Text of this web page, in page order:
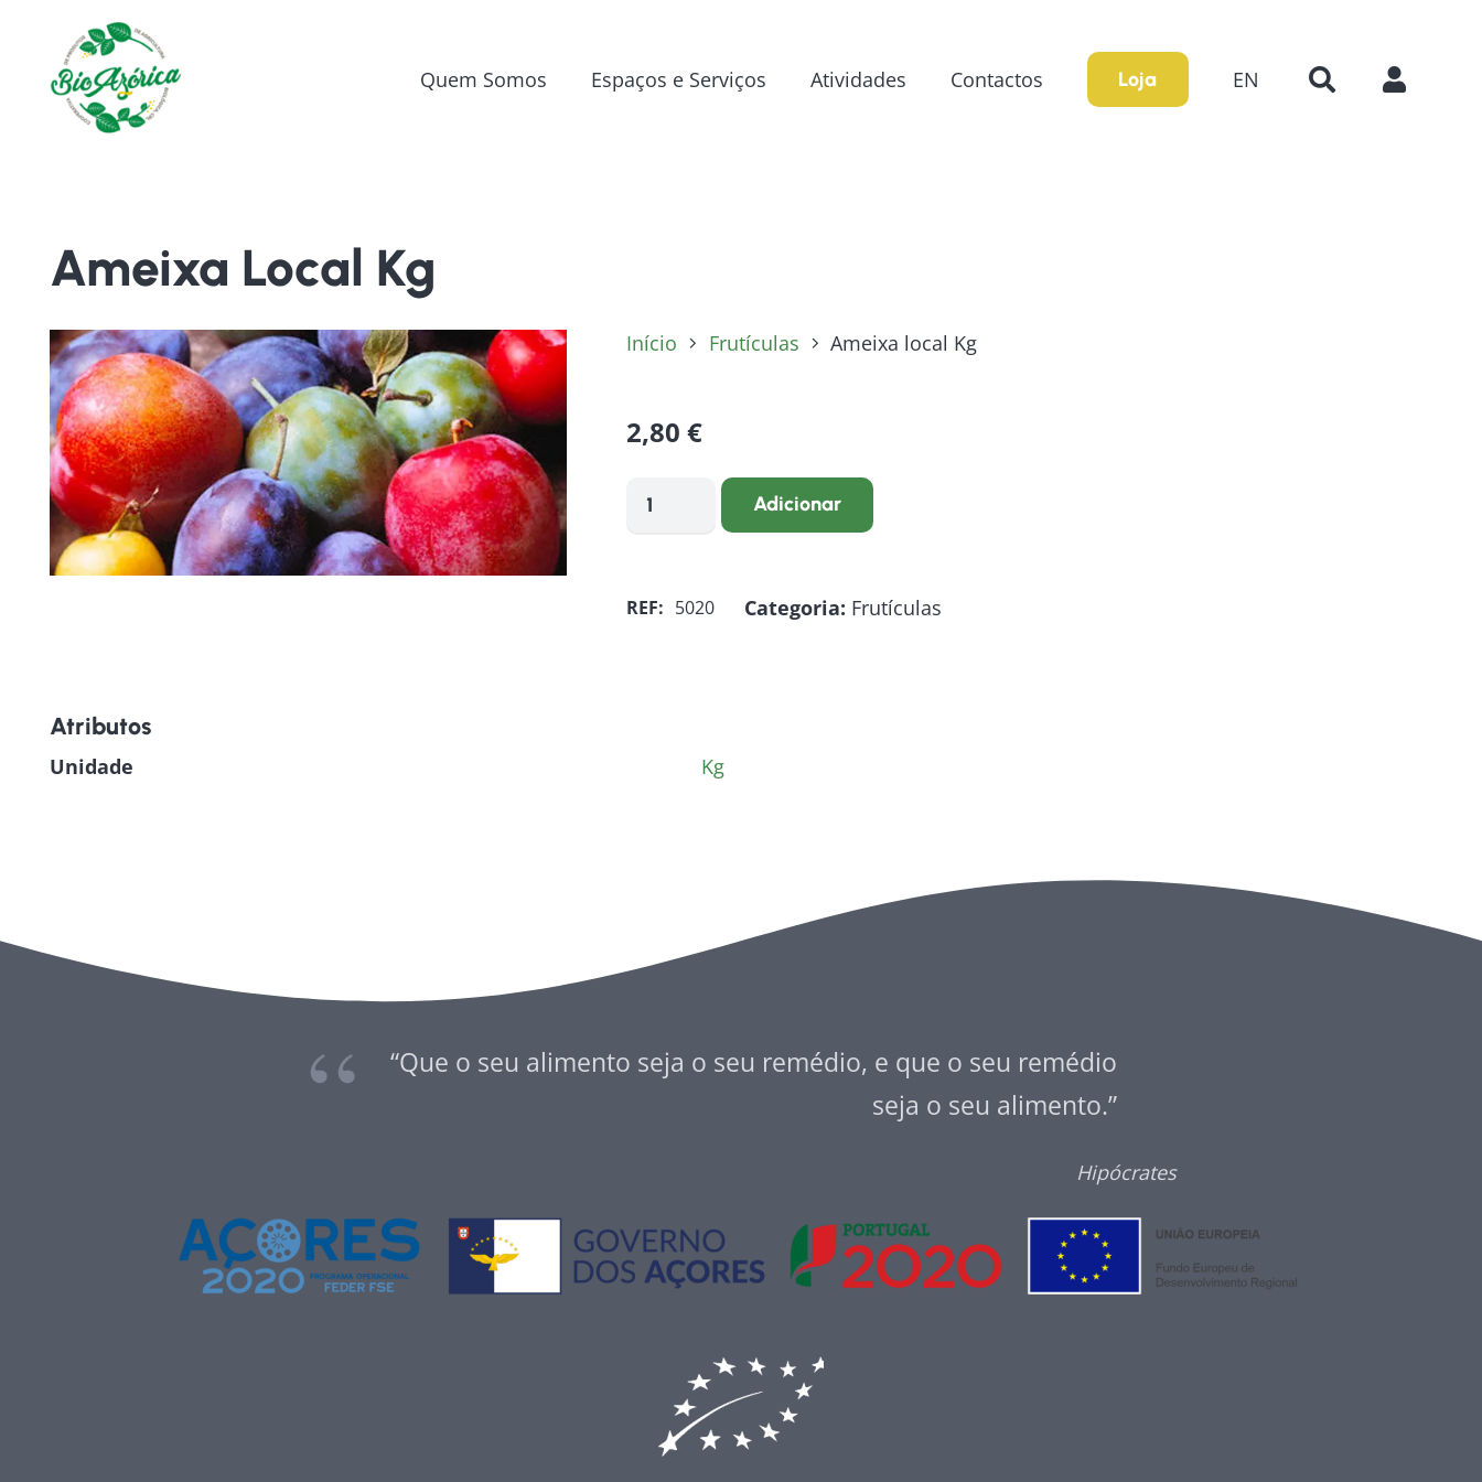
Quem Somos Espaços e Serviços Atividades Contactos Loja EN
Ameixa Local Kg
Início Frutículas Ameixa local Kg
2,80€
Quantidade
Kg
Adicionar
REF: 5020 Categoria: Frutículas
Atributos
Unidade Kg
“Que o seu alimento seja o seu remédio, e que o seu remédio
seja o seu alimento.”
Hipócrates